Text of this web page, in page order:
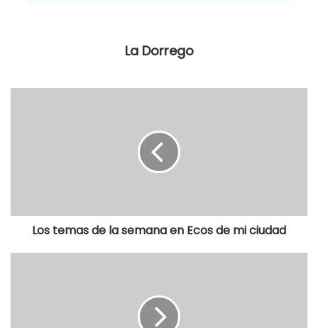
En la resolución se dejan “claramente establecidas las
pautas a las que deberán atenerse las autoridades de
Correo Oficial a quienes se les encomiende la recolección,
Como en otras elecciones el presidente de mesa será el
encargado de la elaboración del Acta de Escrutinio, que
La Dorrego
Los temas de la semana en Ecos de mi ciudad